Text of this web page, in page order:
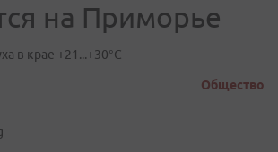
на Приморье
в крае +21...+30°C
Общество